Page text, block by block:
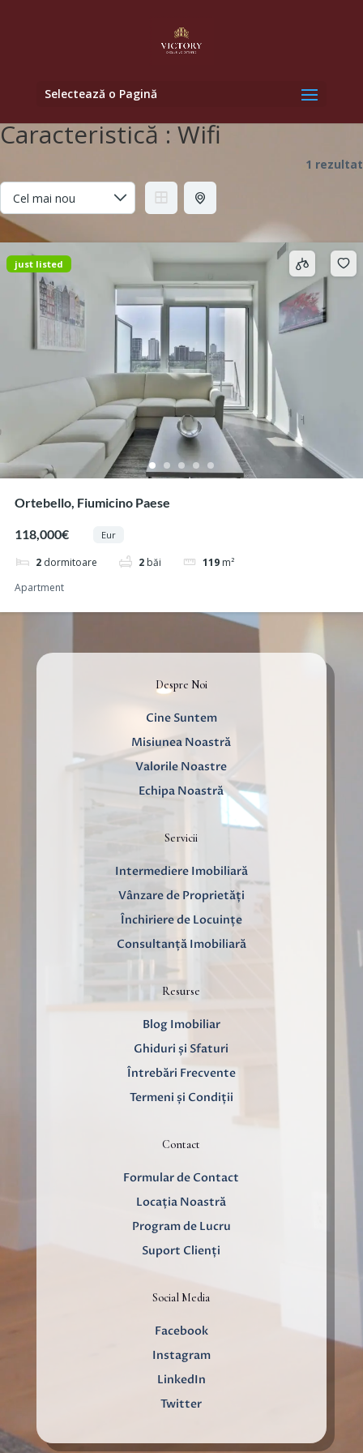
Selectează o Pagină
Caracteristică :Wifi
1 rezultat
just listed
Ortebello, Fiumicino Paese
118,000€ Eur
2 dormitoare 2 băi 119 m²
Apartment
Despre Noi
Cine Suntem
Misiunea Noastră
Valorile Noastre
Echipa Noastră
Servicii
Intermediere Imobiliară
Vânzare de Proprietăți
Închiriere de Locuințe
Consultanță Imobiliară
Resurse
Blog Imobiliar
Ghiduri și Sfaturi
Întrebări Frecvente
Termeni și Condiții
Contact
Formular de Contact
Locația Noastră
Program de Lucru
Suport Clienți
Social Media
Facebook
Instagram
LinkedIn
Twitter